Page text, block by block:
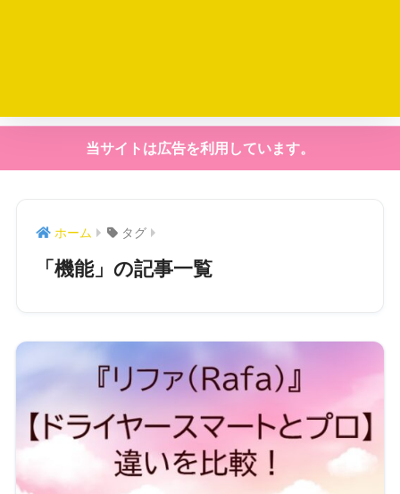
当サイトは広告を利用しています。
ホーム タグ
「機能」の記事一覧